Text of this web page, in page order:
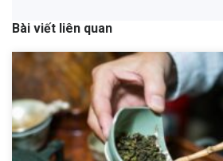
Bài viết liên quan